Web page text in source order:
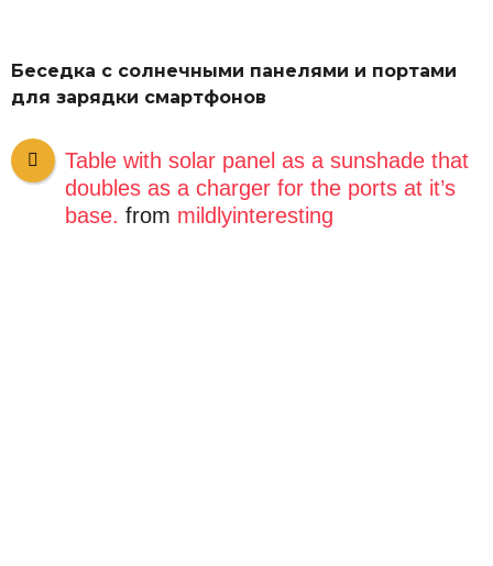
Беседка с солнечными панелями и портами
для зарядки смартфонов
Table with solar panel as a sunshade that
doubles as a charger for the ports at it’s
base. from mildlyinteresting